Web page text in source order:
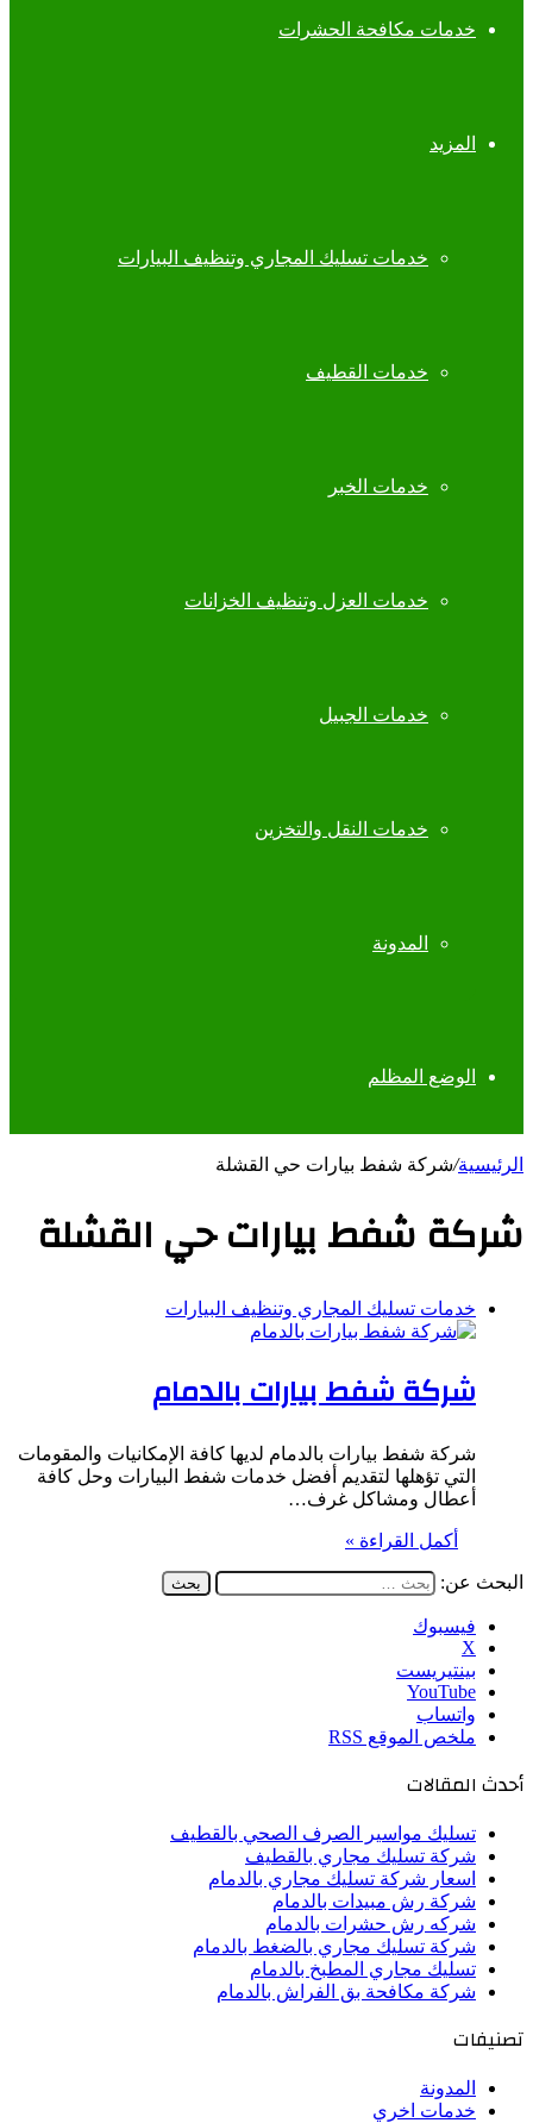
خدمات مكافحة الحشرات
المزيد
خدمات تسليك المجاري وتنظيف البيارات
خدمات القطيف
خدمات الخبر
خدمات العزل وتنظيف الخزانات
خدمات الجبيل
خدمات النقل والتخزين
المدونة
الوضع المظلم
الرئيسية/شركة شفط بيارات حي القشلة
شركة شفط بيارات حي القشلة
خدمات تسليك المجاري وتنظيف البيارات
شركة شفط بيارات بالدمام
شركة شفط بيارات بالدمام لديها كافة الإمكانيات والمقومات
التي تؤهلها لتقديم أفضل خدمات شفط البيارات وحل كافة
أعطال ومشاكل غرف…
أكمل القراءة »
البحث عن:
فيسبوك
‫X
بينتيريست
‫YouTube
واتساب
ملخص الموقع RSS
أحدث المقالات
تسليك مواسير الصرف الصحي بالقطيف
شركة تسليك مجاري بالقطيف
اسعار شركة تسليك مجاري بالدمام
شركة رش مبيدات بالدمام
شركه رش حشرات بالدمام
شركة تسليك مجاري بالضغط بالدمام
تسليك مجاري المطبخ بالدمام
شركة مكافحة بق الفراش بالدمام
تصنيفات
المدونة
خدمات اخري